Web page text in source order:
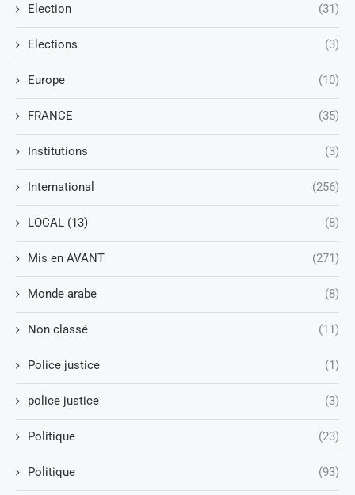
Election (31)
Elections (3)
Europe (10)
FRANCE (35)
Institutions (3)
International (256)
LOCAL (13) (8)
Mis en AVANT (271)
Monde arabe (8)
Non classé (11)
Police justice (1)
police justice (3)
Politique (23)
Politique (93)